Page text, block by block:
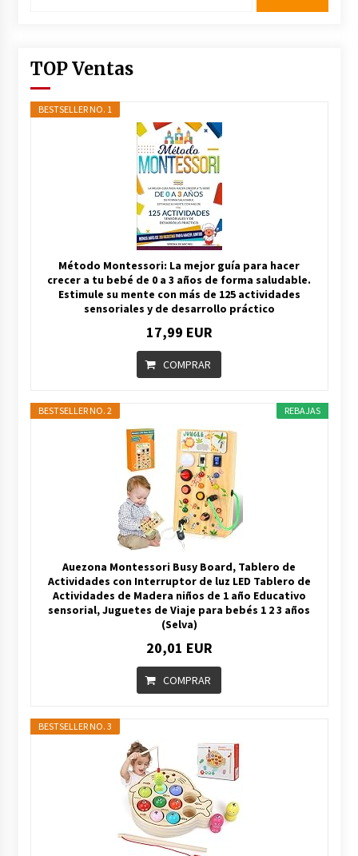
TOP Ventas
BESTSELLER NO. 1
Método Montessori: La mejor guía para hacer
crecer a tu bebé de 0 a 3 años de forma saludable.
Estimule su mente con más de 125 actividades
sensoriales y de desarrollo práctico
17,99 EUR
COMPRAR
REBAJAS
BESTSELLER NO. 2
Auezona Montessori Busy Board, Tablero de
Actividades con Interruptor de luz LED Tablero de
Actividades de Madera niños de 1 año Educativo
sensorial, Juguetes de Viaje para bebés 1 2 3 años
(Selva)
20,01 EUR
COMPRAR
BESTSELLER NO. 3